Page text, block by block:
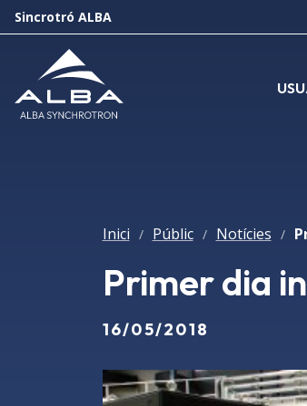
Sincrotró ALBA
Inici / Públic / Notícies /
Primer dia
16/05/2018